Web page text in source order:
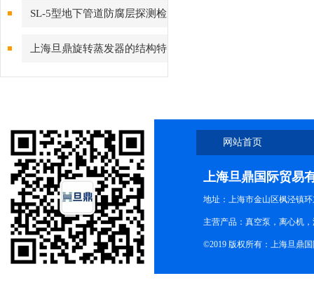
置方法
SL-5型地下管道防腐层探测检
漏仪
上海旦鼎旋转蒸发器的结构特
点
网站首页
上海旦鼎国际贸易
地址：上海市金山区枫泾镇
主营产品：真空泵，离心机
©2019 版权所有：上海旦鼎